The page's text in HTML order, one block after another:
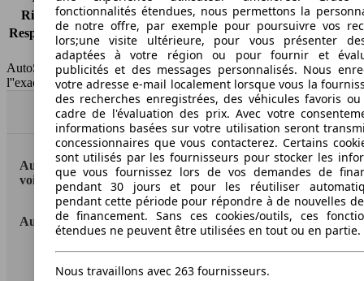
Risques partiels
-
Responsabilité civile -
HSN/TSN
n.c./3Y710
AutoScout24 France SAS décline toute responsabilité concernant
l''exactitude des indications fournies.
Haut
AutoScout24: la plus grande plateforme en ligne de
voitures en Europe
AutoScout24
fonctionnalités étendues, nous permettons la
de notre offre, par exemple pour poursuivre vos
lors;une visite ultérieure, pour vous présenter
adaptées à votre région ou pour fournir et
publicités et des messages personnalisés. Nous
votre adresse e-mail localement lorsque vous la
des recherches enregistrées, des véhicules favoris
cadre de l'évaluation des prix. Avec votre
informations basées sur votre utilisation seront
concessionnaires que vous contacterez. Certains
sont utilisés par les fournisseurs pour stocker les
que vous fournissez lors de vos demandes de
pendant 30 jours et pour les réutiliser
pendant cette période pour répondre à de nouvelles
de financement. Sans ces cookies/outils, ces
étendues ne peuvent être utilisées en tout ou en partie.
Nous travaillons avec 263 fournisseurs.